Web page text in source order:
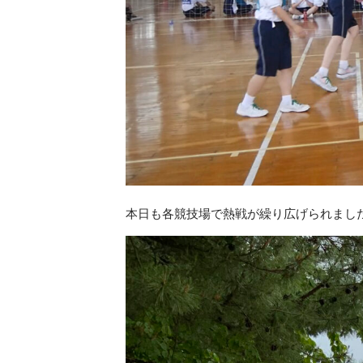
本日も各競技場で熱戦が繰り広げられまし